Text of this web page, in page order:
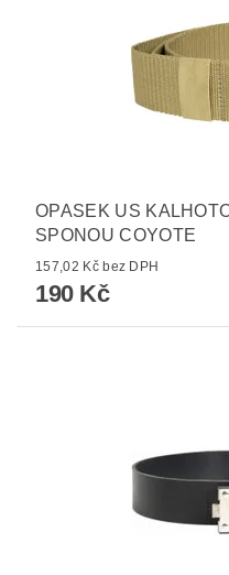
OPASEK US
SPONOU COYOTE
157,02 Kč bez DPH
190 Kč